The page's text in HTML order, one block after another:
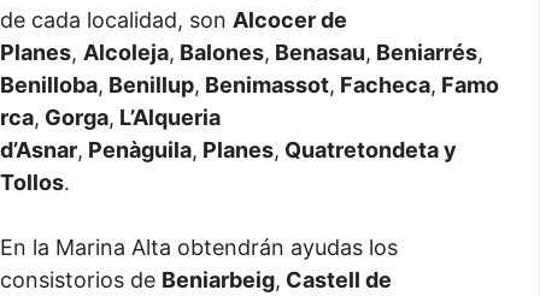
de cada localidad, son Alcocer de
Planes, Alcoleja, Balones, Benasau, Beniarrés,
Benilloba, Benillup, Benimassot, Facheca, Famo
rca, Gorga, L’Alqueria
d’Asnar, Penàguila, Planes, Quatretondeta y
Tollos.
En la Marina Alta obtendrán ayudas los
consistorios de Beniarbeig, Castell de